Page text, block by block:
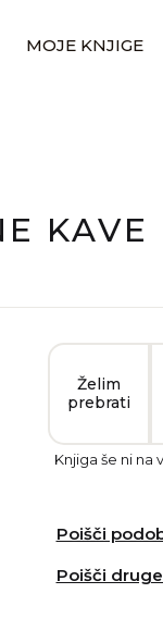
MOJE KNJIGE
KAVE
Želim
prebrati
Knjiga še ni na
Poišči
Poišči